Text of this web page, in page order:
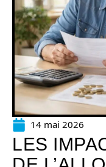
14 mai 2026
LES